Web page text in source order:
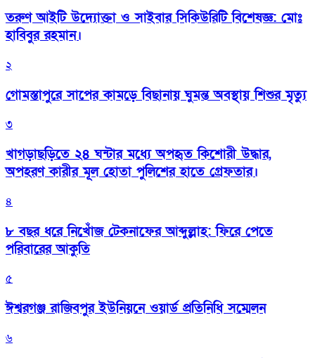
তরুণ আইটি উদ্যোক্তা ও সাইবার সিকিউরিটি বিশেষজ্ঞ: মোঃ
হাবিবুর রহমান।
২
গোমস্তাপুরে সাপের কামড়ে বিছানায় ঘুমন্ত অবস্থায় শিশুর মৃত্যু
৩
খাগড়াছড়িতে ২৪ ঘন্টার মধ্যে অপহৃত কিশোরী উদ্ধার,
অপহরণ কারীর মূল হোতা পুলিশের হাতে গ্রেফতার।
৪
৮ বছর ধরে নিখোঁজ টেকনাফের আব্দুল্লাহ: ফিরে পেতে
পরিবারের আকুতি
৫
ঈশ্বরগঞ্জ রাজিবপুর ইউনিয়নে ওয়ার্ড প্রতিনিধি সম্মেলন
৬